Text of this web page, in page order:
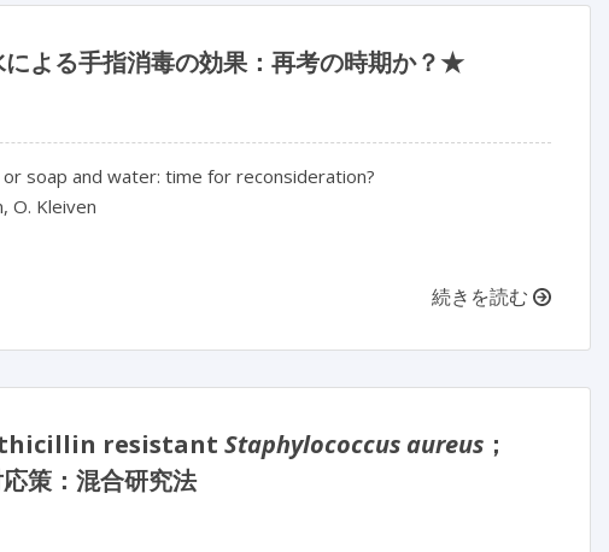
よる手指消毒の効果：再考の時期か？★
soap and water: time for reconsideration?
O. Kleiven
続きを読む
resistant Staphylococcus aureus ；
策：混合研究法